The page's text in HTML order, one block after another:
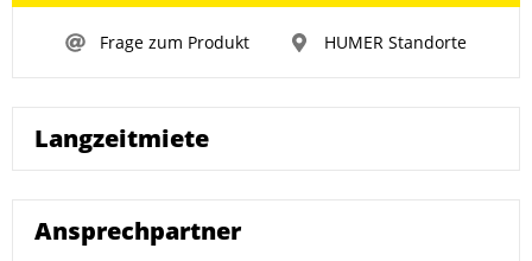
Frage zum Produkt HUMER Standorte
Langzeitmiete
Ansprechpartner